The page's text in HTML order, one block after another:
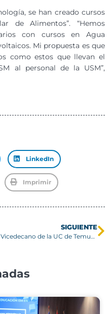
se han creado cursos
de Alimentos”. “Hemos
con cursos en Agua
Mi propuesta es que
como estos que llevan el
al personal de la USM”,
LinkedIn
Imprimir
SIGUIENTE
Vicedecano de la UC de Temuco visita la USM para fortalecer los procesos de vinculación con el medio